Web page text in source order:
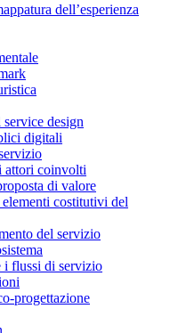
dell’esperienza
design
digitali
attori coinvolti
di valore
costitutivi del
del servizio
i flussi di servizio
progettazione